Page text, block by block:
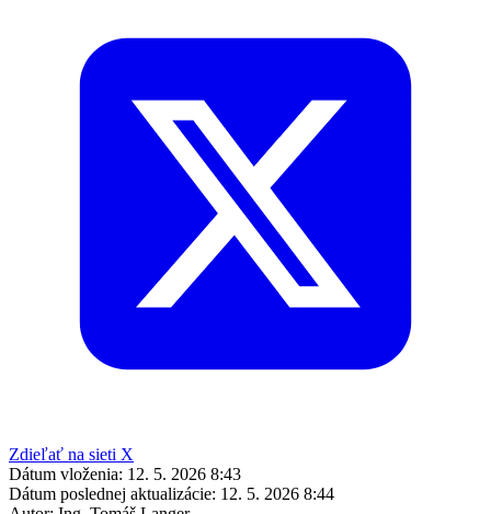
Zdieľať na sieti X
Dátum vloženia: 12. 5. 2026 8:43
Dátum poslednej aktualizácie: 12. 5. 2026 8:44